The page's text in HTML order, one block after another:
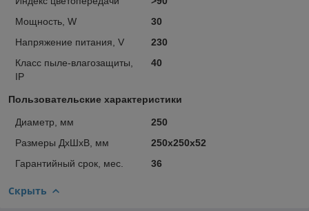
Мощность, W
30
Напряжение питания, V
230
Класс пыле-влагозащиты,
IP
40
Пользовательские характеристики
Диаметр, мм
250
Размеры ДхШхВ, мм
250x250x52
Гарантийный срок, мес.
36
Скрыть